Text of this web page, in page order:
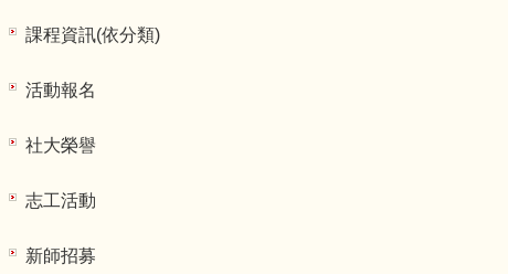
課程資訊(依分類)
活動報名
社大榮譽
志工活動
新師招募